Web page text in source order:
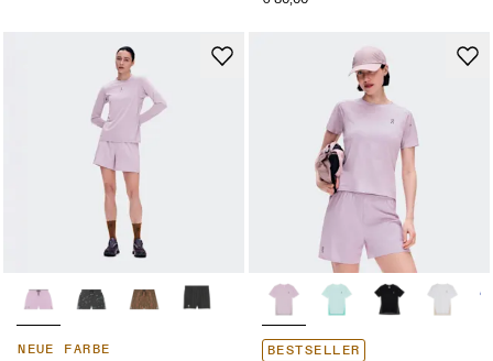
NEUE FARBE BESTSELLER